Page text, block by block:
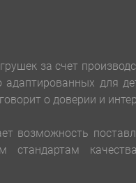
за счет
для
о доверии и
возможность
стандартам